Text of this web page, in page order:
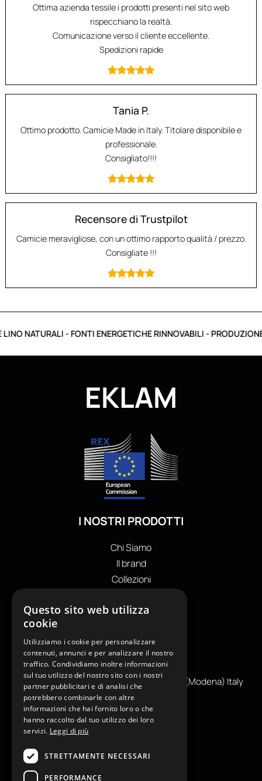
Ottima azienda tessile i prodotti presenti nel sito web
rispecchiano la realtà.
Comunicazione verso il cliente eccellente.
Spedizioni rapide
Tania P.
Ottimo prodotto. Camicie Made in Italy. Titolare disponibile e
professionale.
Consigliato!!!!
Recensore di Trustpilot
Camicie meravigliose, con un ottimo rapporto qualità / prezzo.
Consigliate !!!
NATURALI - FONTI ENERGETICHE RINNOVABILI -
EKLAM
I NOSTRI PRODOTTI
Chi Siamo
Il brand
Collezioni
Private Label
+390599130036
info@reamcarpi.it
Via Alessandro Tassoni, 36C, 41012 CARPI (Modena) Italy
P. Iva IT04039970365
INFORMAZIONI UTILI
Contatti
Questo sito web utilizza
cookie
Utilizziamo i cookie per personalizzare
contenuti, annunci e per analizzare il nostro
traffico. Condividiamo inoltre informazioni
sul tuo utilizzo del nostro sito con i nostri
partner pubblicitari e di analisi che
potrebbero combinarle con altre
informazioni che hai fornito loro o che
hanno raccolto dal tuo utilizzo dei loro
servizi. Leggi di più
STRETTAMENTE NECESSARI
PERFORMANCE